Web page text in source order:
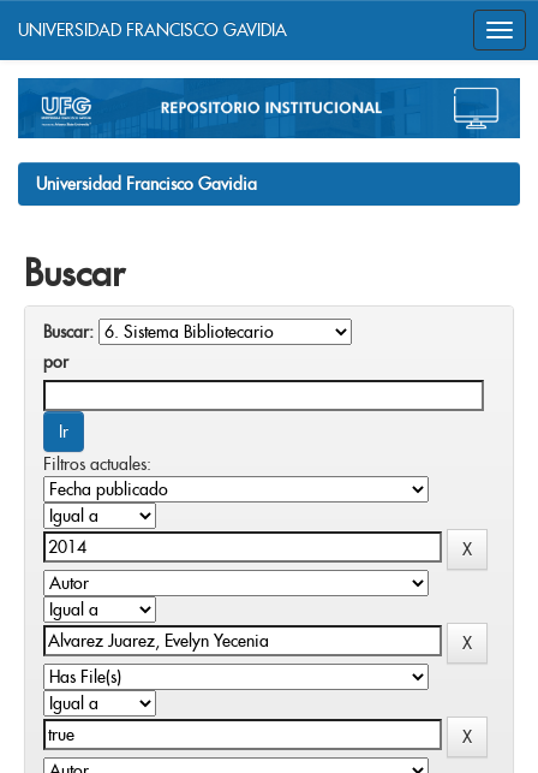
navigation
UNIVERSIDAD FRANCISCO GAVIDIA
Universidad Francisco Gavidia
Buscar
Buscar:
por
Filtros actuales: